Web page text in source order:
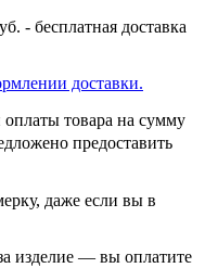
- бесплатная доставка
доставки.
товара на сумму
предоставить
даже если вы в
изделие — вы оплатите